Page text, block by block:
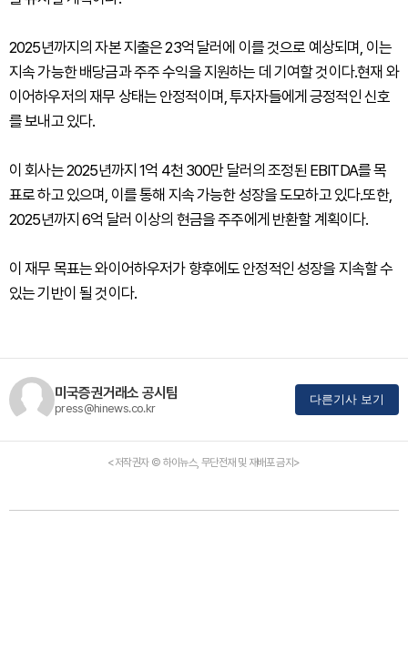
2025년까지의 자본 지출은 23억 달러에 이를 것으로 예상되며, 이는
지속 가능한 배당금과 주주 수익을 지원하는 데 기여할 것이다.현재 와
이어하우저의 재무 상태는 안정적이며, 투자자들에게 긍정적인 신호
를 보내고 있다.
이 회사는 2025년까지 1억 4천 300만 달러의 조정된 EBITDA를 목
표로 하고 있으며, 이를 통해 지속 가능한 성장을 도모하고 있다.또한,
2025년까지 6억 달러 이상의 현금을 주주에게 반환할 계획이다.
이 재무 목표는 와이어하우저가 향후에도 안정적인 성장을 지속할 수
있는 기반이 될 것이다.
미국증권거래소 공시팀
press@hinews.co.kr
다른기사 보기
<저작권자 © 하이뉴스, 무단전재 및 재배포 금지>